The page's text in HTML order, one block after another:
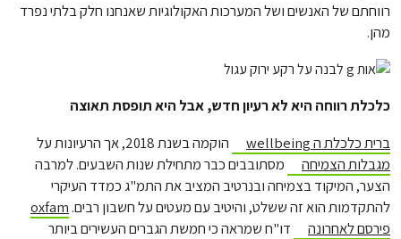
רווחתם של האנשים ושל המערכות האקולוגיות שאנחנו חלק בלתי נפרד
מהן.
כלכלת רווחה היא לא רעיון חדש, אבל היא תופסת תאוצה
ברית כלכלת ה wellbeing
הוקמה בשנת 2018, אך הרעיונות על
מגבלות הצמיחה
מסתובבים כבר מתחילת שנות השבעים. למרבה
הצער, המיקוד בצמיחה ובנרטיב המציב את התמ"ג כמדד העיקרי
להתקדמות הוא זה ששלט, והיטיב עם מעטים על חשבון רבים. oxfam
פירסם לאחרונה
דו"ח שמראה כי חמשת הגברים העשירים ביותר